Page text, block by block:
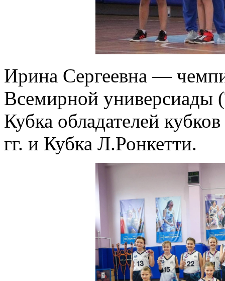
Ирина Сергеевна —
Всемирной универсиады
Кубка обладателей
гг. и Кубка Л.Ронкетти.